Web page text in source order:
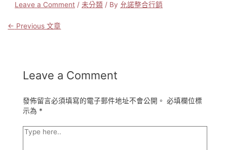
Leave a Comment /未分類 / By 允諾整合行銷
文
← Previous 文章
Leave a Comment
發佈留言必須填寫的電子郵件地址不會公開。 必填欄位標
示為 *
Type
here..